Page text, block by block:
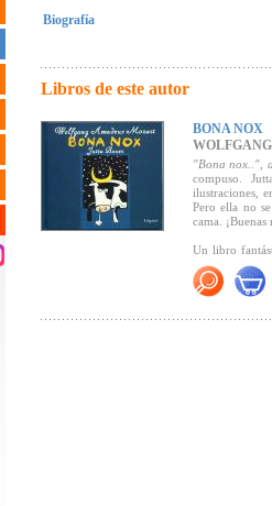
Biografía
Libros de este autor
BONA NOX
"Bona nox..",
compuso.
ilustraciones,
Pero ella no
cama.
Un libro
además, les
alemán.
Y los niños